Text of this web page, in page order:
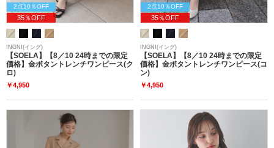
2点10％OFF
35％OFF
INGNI(イング)
【SOELA】【8／10 24時までの限定
価格】金ボタントレンチワンピース(ク
ロ)
￥4,950
2点10％OFF
35％OFF
INGNI(イング)
【SOELA】【8／10 24時までの限定
価格】金ボタントレンチワンピース(コ
ン)
￥4,950